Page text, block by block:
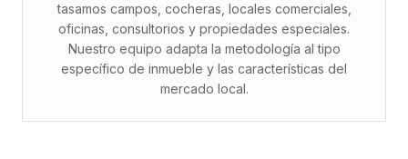
tasamos campos, cocheras, locales comerciales,
oficinas, consultorios y propiedades especiales.
Nuestro equipo adapta la metodología al tipo
específico de inmueble y las características del
mercado local.